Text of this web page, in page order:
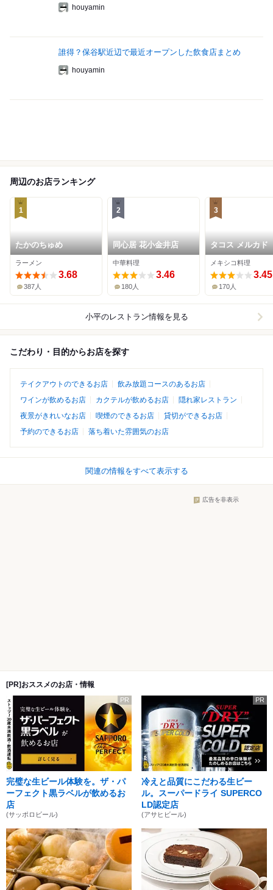
houyamin
誰得？保谷駅近辺で最近オープンした飲食店まとめ
houyamin
周辺のお店ランキング
1
たかのちゅめ
ラーメン
3.68
387人
2
同心居 花小金井店
中華料理
3.46
180人
3
タコス メルカド
メキシコ料理
3.45
170人
小平のレストラン情報を見る
こだわり・目的からお店を探す
テイクアウトのできるお店
飲み放題コースのあるお店
ワインが飲めるお店
カクテルが飲めるお店
隠れ家レストラン
夜景がきれいなお店
喫煙のできるお店
貸切ができるお店
予約のできるお店
落ち着いた雰囲気のお店
関連の情報をすべて表示する
広告を非表示
[PR]おススメのお店・情報
PR
完璧な生ビール体験を。ザ・パ
ーフェクト黒ラベルが飲めるお
店
(サッポロビール)
PR
冷えと品質にこだわる生ビー
ル。スーパードライ SUPERCO
LD認定店
(アサヒビール)